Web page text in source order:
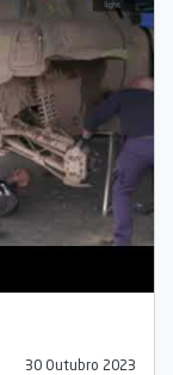
30 Outubro 2023